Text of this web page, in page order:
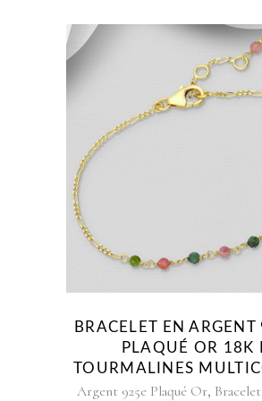
BRACELET EN
PLAQUÉ OR 18K
TOURMALINES
Argent 925e Plaqué Or, Bracelet